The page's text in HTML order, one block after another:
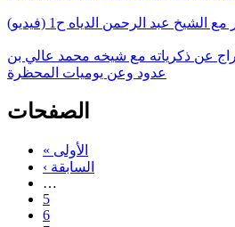
الشيخ عبد الرحمن الدياه ح1 (فيديو)
عن ذكرياته مع شيخه محمد عالي بن
عدود وعن يوميات المحظرة
الصفحات
« الأولى
‹ السابقة
…
5
6